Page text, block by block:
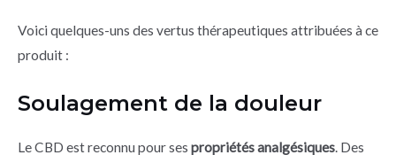
Voici quelques-uns des vertus thérapeutiques attribuées à ce
produit :
Soulagement de la douleur
Le CBD est reconnu pour ses propriétés analgésiques. Des